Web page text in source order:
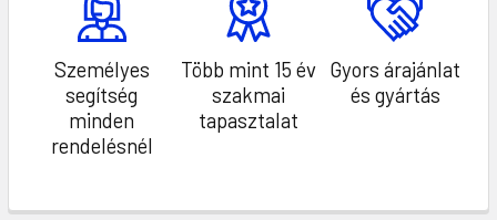
Személyes
segítség
minden
rendelésnél
Több mint 15 év
szakmai
tapasztalat
Gyors árajánlat
és gyártás